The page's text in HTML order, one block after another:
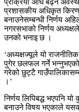
प्रक्रिया अघि बढ्ने
प्रशासकीय अधिकृत
बनाउनेसम्बन्धी निर्णय
नगरसभाको निर्णय
उनको भनाइ छ ।
‘अध्यक्षज्यूले यो
पुगेर छलफल गर्ने
गरेको छुट्टै
।’
निर्णय लिपिबद्ध भएपनि
बनाउने विषय भएकाले